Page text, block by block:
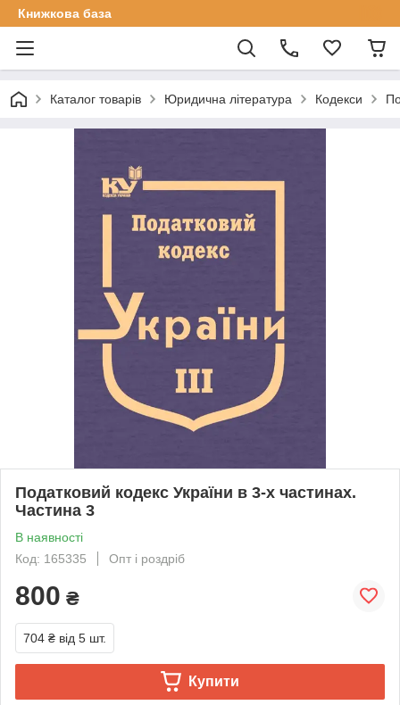
Книжкова база
Каталог товарів Юридична література Кодекси
Податковий кодекс України в 3-х частинах.
Частина 3
В наявності
Код: 165335
Опт і роздріб
800 ₴
704 ₴ від 5 шт.
Купити